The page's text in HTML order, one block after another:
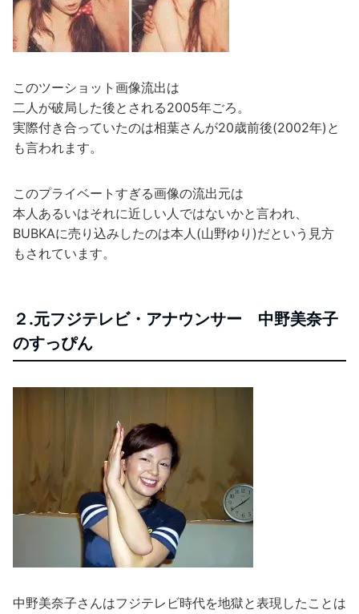
このツーショット画像流出は
二人が破局した後とされる2005年ごろ。
実際付き合っていたのは相葉さんが20歳前後(2002年)と
も言われます。
このプライベートすぎる画像の流出元は
本人あるいはそれに近しい人ではないかと言われ、
BUBKAに売り込みしたのは本人(山野ゆり)だという見方
もされています。
２.元フジテレビ・アナウンサー 中野美奈子
のすっぴん
中野美奈子さんはフジテレビ時代を地獄と表現したことは